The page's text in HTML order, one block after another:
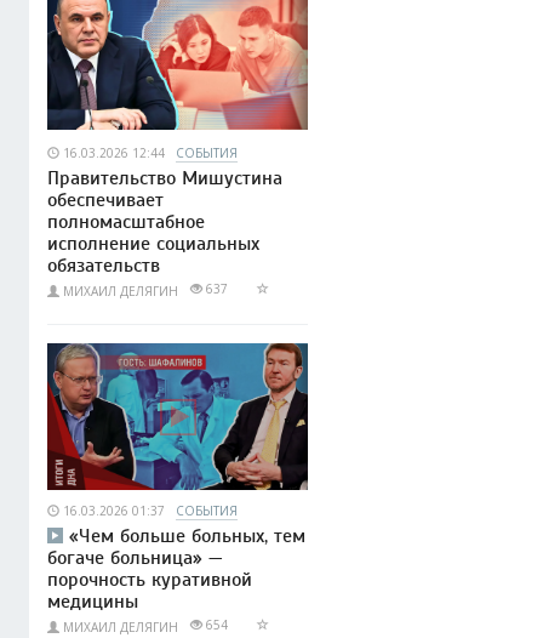
16.03.2026 12:44 СОБЫТИЯ
Правительство Мишустина
обеспечивает
полномасштабное
исполнение социальных
обязательств
МИХАИЛ ДЕЛЯГИН 637
16.03.2026 01:37 СОБЫТИЯ
«Чем больше больных, тем
богаче больница» —
порочность куративной
медицины
МИХАИЛ ДЕЛЯГИН 654